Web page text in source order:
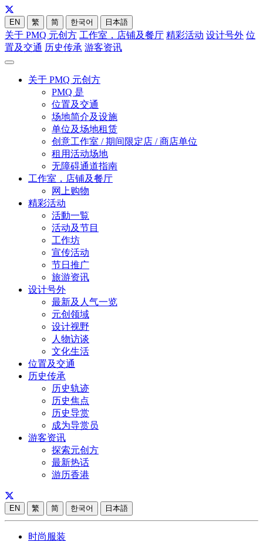
EN 繁 简 한국어 日本語
关于 PMQ 元创方 工作室，店铺及餐厅 精彩活动 设计号外 位
置及交通 历史传承 游客资讯
关于 PMQ 元创方
PMQ 是
位置及交通
场地简介及设施
单位及场地租赁
创意工作室 / 期间限定店 / 商店单位
租用活动场地
无障碍通道指南
工作室，店铺及餐厅
网上购物
精彩活动
活動一覧
活动及节目
工作坊
宣传活动
节日推广
旅游资讯
设计号外
最新及人气一览
元创领域
设计视野
人物访谈
文化生活
位置及交通
历史传承
历史轨迹
历史焦点
历史导赏
成为导赏员
游客资讯
探索元创方
最新热话
游历香港
EN 繁 简 한국어 日本語
时尚服装